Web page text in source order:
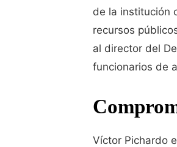
de la institución
recursos
al director del
funcionarios de
Víctor Pichardo